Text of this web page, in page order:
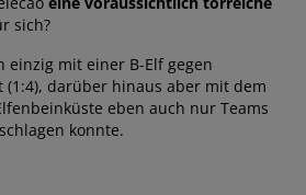
sich?
einzig mit einer B-Elf gegen
(1:4), darüber hinaus aber mit dem
eben auch nur Teams
konnte.